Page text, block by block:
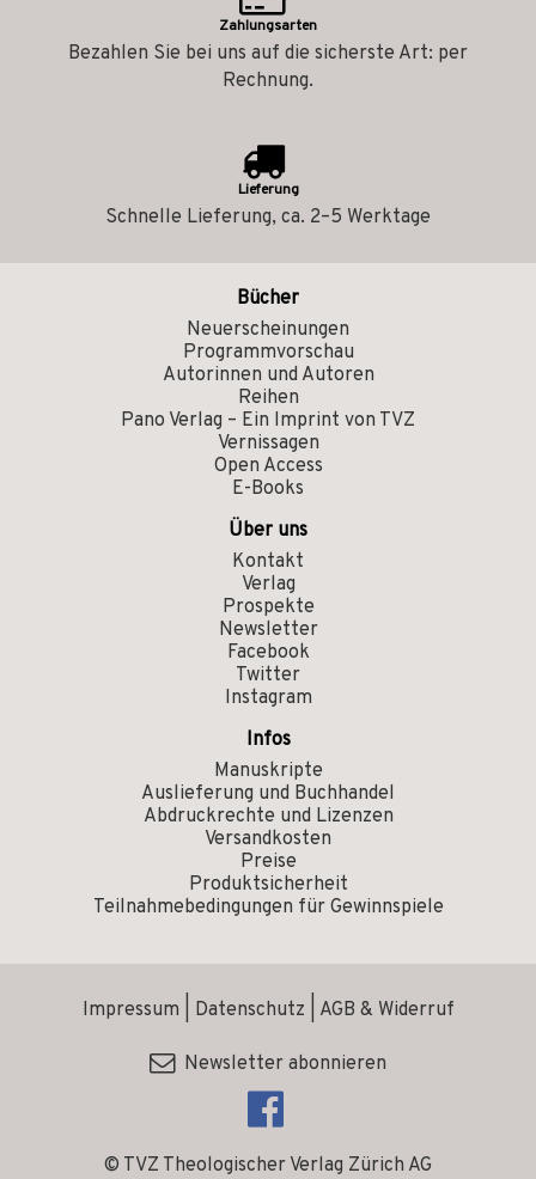
Zahlungsarten
Bezahlen Sie bei uns auf die sicherste Art: per
Rechnung.
Lieferung
Schnelle Lieferung, ca. 2–5 Werktage
Bücher
Neuerscheinungen
Programmvorschau
Autorinnen und Autoren
Reihen
Pano Verlag – Ein Imprint von TVZ
Vernissagen
Open Access
E-Books
Über uns
Kontakt
Verlag
Prospekte
Newsletter
Facebook
Twitter
Instagram
Infos
Manuskripte
Auslieferung und Buchhandel
Abdruckrechte und Lizenzen
Versandkosten
Preise
Produktsicherheit
Teilnahmebedingungen für Gewinnspiele
© TVZ Theologischer Verlag Zürich AG
Impressum Datenschutz AGB & Widerruf
Newsletter abonnieren